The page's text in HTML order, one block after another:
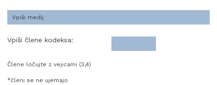
Vpiši člene kodeksa:
Člene ločujte z vejicami (3,4)
*členi se ne ujemajo